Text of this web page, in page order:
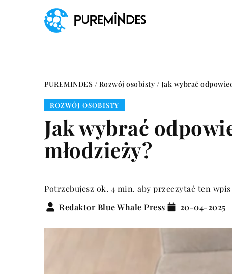
PUREMINDES / Rozwój osobisty / Jak wybrać
ROZWÓJ OSOBISTY
Jak wybrać
młodzieży?
Potrzebujesz ok. 4 min. aby przeczytać ten wpis
Redaktor Blue Whale Press
20-04-2025